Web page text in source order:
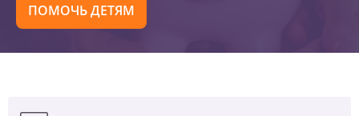
ПОМОЧЬ ДЕТЯМ